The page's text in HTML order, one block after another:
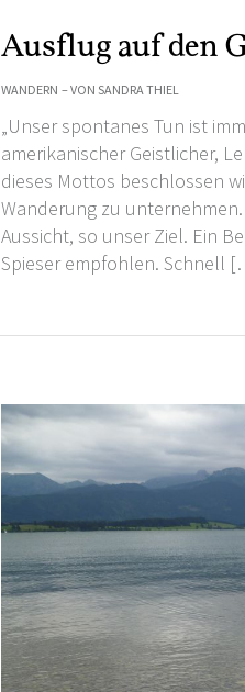
Ausflug auf den
WANDERN – VONSANDRA THIEL
„Unser spontanes Tun ist
amerikanischer Geistlicher,
dieses Mottos beschlossen
Wanderung zu
Aussicht, so unser Ziel. Ein
Spieser empfohlen. Schnell